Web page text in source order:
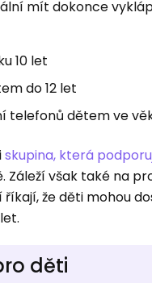
mít dokonce
10 let
do 12 let
telefonů dětem ve
skupina, která
však také na
že děti mohou
děti